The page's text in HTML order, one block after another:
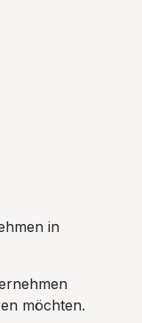
in
möchten.